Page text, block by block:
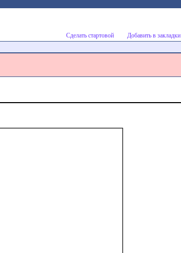
Сделать стартовой
Добавить в закладки